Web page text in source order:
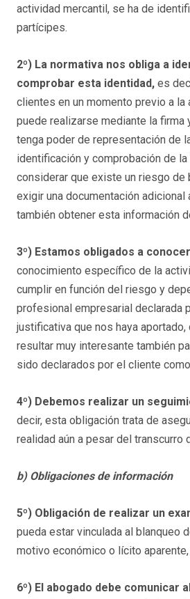
actividad mercantil, se ha de
partícipes.
2º) La normativa nos obliga a
comprobar esta identidad, es
clientes en un momento previo a
puede realizarse mediante la
tenga poder de representación de
identificación y comprobación de
considerar que existe un riesgo de
exigir una documentación
también obtener esta información
3º) Estamos obligados a
conocimiento específico de la
cumplir en función del riesgo y
profesional empresarial declarada
justificativa que nos haya
resultar muy interesante también
sido declarados por el cliente
4º) Debemos realizar un
decir, esta obligación trata de
realidad aún a pesar del transcurro
b) Obligaciones de información
5º) Obligación de realizar un
pueda estar vinculada al blanqueo
motivo económico o lícito
6º) El abogado debe comunicar